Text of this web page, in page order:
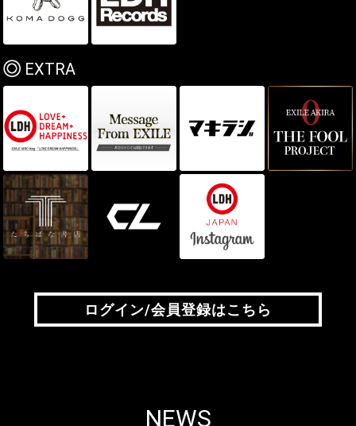
EXTRA
ログイン/会員登録はこちら
NEWS